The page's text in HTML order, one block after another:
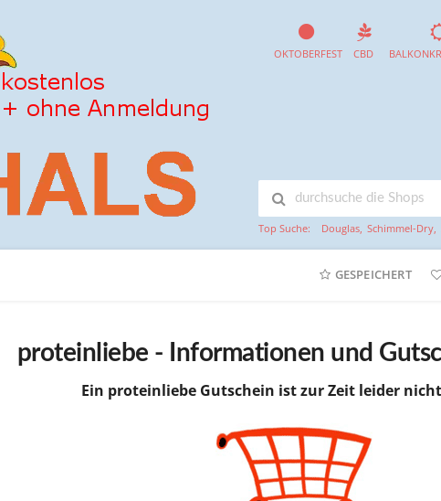
OKTOBERFEST CBD
Top Suche: Douglas, Schimmel-Dry,
GESPEICHERT
proteinliebe - Informationen und
Ein proteinliebe Gutschein ist zur Zeit leider